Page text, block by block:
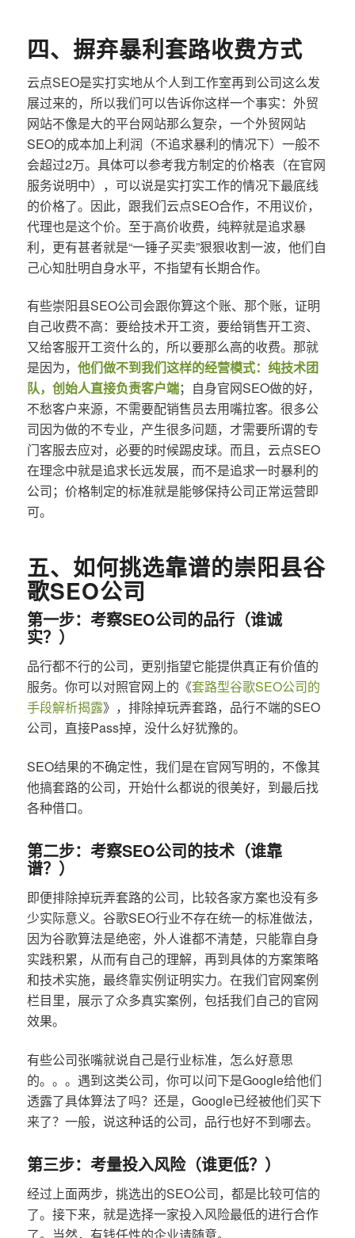
四、摒弃暴利套路收费方式
云点SEO是实打实地从个人到工作室再到公司这么发
展过来的，所以我们可以告诉你这样一个事实：外贸
网站不像是大的平台网站那么复杂，一个外贸网站
SEO的成本加上利润（不追求暴利的情况下）一般不
会超过2万。具体可以参考我方制定的价格表（在官网
服务说明中），可以说是实打实工作的情况下最底线
的价格了。因此，跟我们云点SEO合作，不用议价，
代理也是这个价。至于高价收费，纯粹就是追求暴
利，更有甚者就是“一锤子买卖”狠狠收割一波，他们自
己心知肚明自身水平，不指望有长期合作。
有些崇阳县SEO公司会跟你算这个账、那个账，证明
自己收费不高：要给技术开工资，要给销售开工资、
又给客服开工资什么的，所以要那么高的收费。那就
是因为， 他们做不到我们这样的经营模式：纯技术团
队，创始人直接负责客户端；自身官网SEO做的好，
不愁客户来源，不需要配销售员去用嘴拉客。很多公
司因为做的不专业，产生很多问题，才需要所谓的专
门客服去应对，必要的时候踢皮球。而且，云点SEO
在理念中就是追求长远发展，而不是追求一时暴利的
公司；价格制定的标准就是能够保持公司正常运营即
可。
五、如何挑选靠谱的崇阳县谷
歌SEO公司
第一步：考察SEO公司的品行（谁诚
实？）
品行都不行的公司，更别指望它能提供真正有价值的
服务。你可以对照官网上的《套路型谷歌SEO公司的
手段解析揭露》，排除掉玩弄套路，品行不端的SEO
公司，直接Pass掉，没什么好犹豫的。
SEO结果的不确定性，我们是在官网写明的，不像其
他搞套路的公司，开始什么都说的很美好，到最后找
各种借口。
第二步：考察SEO公司的技术（谁靠
谱？）
即便排除掉玩弄套路的公司，比较各家方案也没有多
少实际意义。谷歌SEO行业不存在统一的标准做法，
因为谷歌算法是绝密，外人谁都不清楚，只能靠自身
实践积累，从而有自己的理解，再到具体的方案策略
和技术实施，最终靠实例证明实力。在我们官网案例
栏目里，展示了众多真实案例，包括我们自己的官网
效果。
有些公司张嘴就说自己是行业标准，怎么好意思
的。。。遇到这类公司，你可以问下是Google给他们
透露了具体算法了吗？还是，Google已经被他们买下
来了？一般，说这种话的公司，品行也好不到哪去。
第三步：考量投入风险（谁更低？）
经过上面两步，挑选出的SEO公司，都是比较可信的
了。接下来，就是选择一家投入风险最低的进行合作